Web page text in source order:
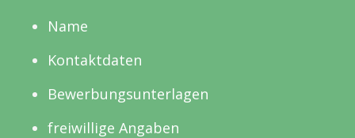
Name
Kontaktdaten
Bewerbungsunterlagen
freiwillige Angaben